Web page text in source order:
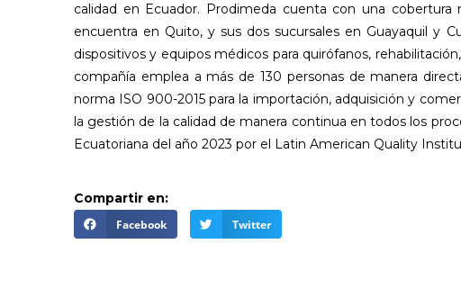
calidad en Ecuador. Prodimeda cuenta con una
encuentra en Quito, y sus dos sucursales en Guayaquil y
dispositivos y equipos médicos para quirófanos,
compañía emplea a más de 130 personas de manera
norma ISO 900-2015 para la importación, adquisición y
la gestión de la calidad de manera continua en todos los
Ecuatoriana del año 2023 por el Latin American Quality
Compartir en:
Facebook Twitter